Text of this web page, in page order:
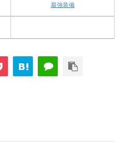
最強装備